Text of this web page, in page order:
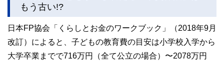
もう古い!?
日本FP協会「くらしとお金のワークブック」（2018年9月
改訂）によると、子どもの教育費の目安は小学校入学から
大学卒業までで716万円（全て公立の場合）〜2078万円